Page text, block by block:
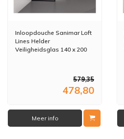
Inloopdouche Sanimar Loft
Lines Helder
Veiligheidsglas 140 x 200
579,35
478,80
Meer info